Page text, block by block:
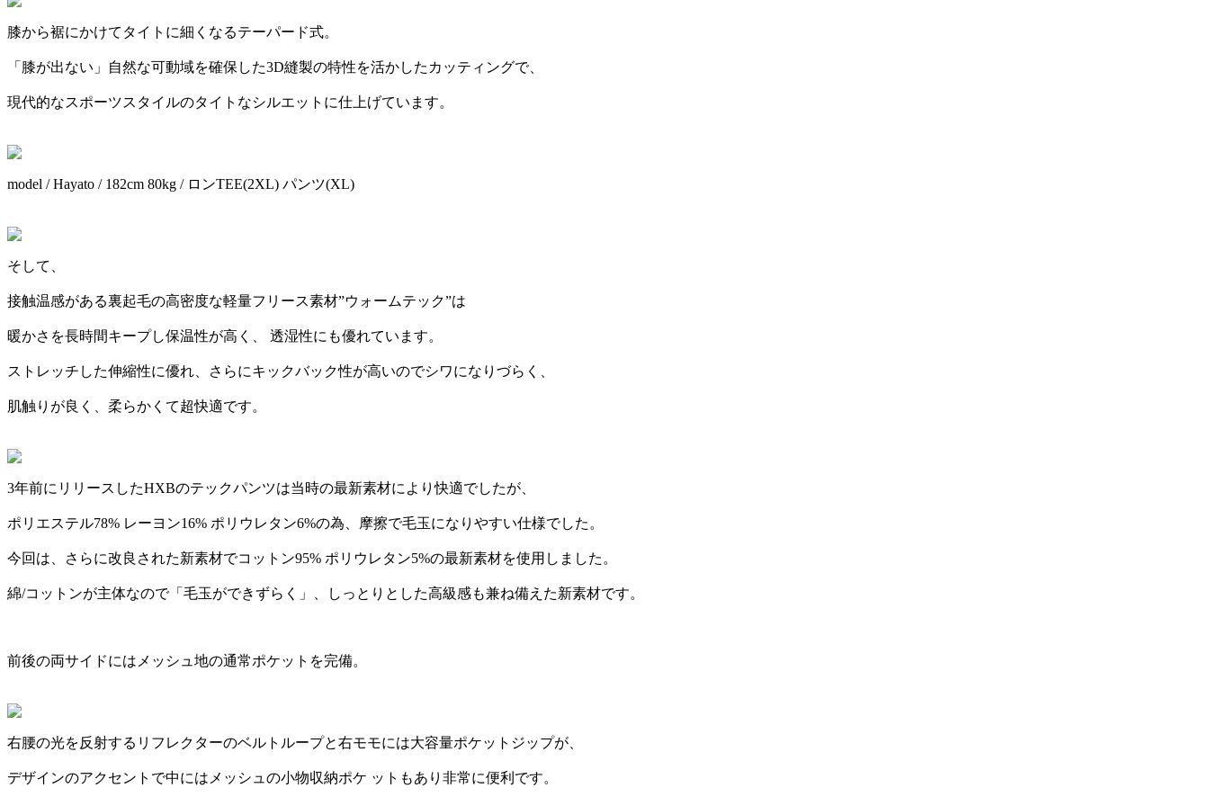
膝から裾にかけてタイトに細くなるテーパード式。
「膝が出ない」自然な可動域を確保した3D縫製の特性を活かしたカッティングで、
現代的なスポーツスタイルのタイトなシルエットに仕上げています。
model / Hayato / 182cm 80kg / ロンTEE(2XL) パンツ(XL)
そして、
接触温感がある裏起毛の高密度な軽量フリース素材”ウォームテック”は
暖かさを長時間キープし保温性が高く、 透湿性にも優れています。
ストレッチした伸縮性に優れ、さらにキックバック性が高いのでシワになりづらく、
肌触りが良く、柔らかくて超快適です。
3年前にリリースしたHXBのテックパンツは当時の最新素材により快適でしたが、
ポリエステル78% レーヨン16% ポリウレタン6%の為、摩擦で毛玉になりやすい仕様でした。
今回は、さらに改良された新素材でコットン95% ポリウレタン5%の最新素材を使用しました。
綿/コットンが主体なので「毛玉ができずらく」、しっとりとした高級感も兼ね備えた新素材です。
前後の両サイドにはメッシュ地の通常ポケットを完備。
右腰の光を反射するリフレクターのベルトループと右モモには大容量ポケットジップが、
デザインのアクセントで中にはメッシュの小物収納ポケ ットもあり非常に便利です。